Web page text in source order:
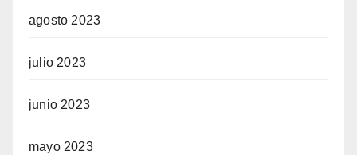
agosto 2023
julio 2023
junio 2023
mayo 2023